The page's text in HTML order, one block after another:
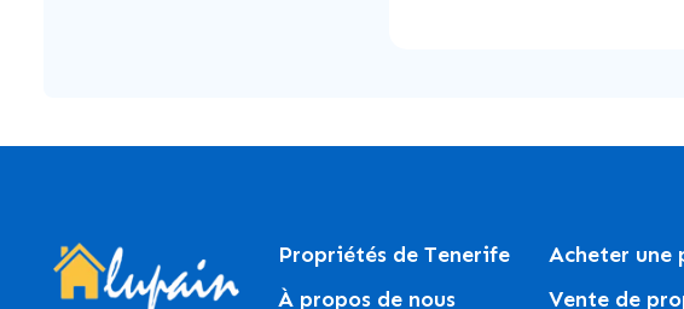
Propriétés de Tenerife
À propos de nous
Acheter une
Vente de